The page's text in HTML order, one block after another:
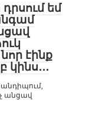
եմ
նոր էինք
անցավ